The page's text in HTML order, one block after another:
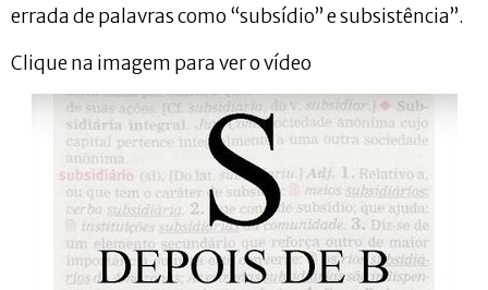
errada de palavras como “subsídio” e subsistência”.
Clique na imagem para ver o vídeo